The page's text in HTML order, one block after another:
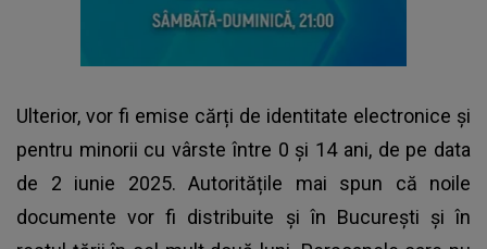
Ulterior, vor fi emise cărți de identitate electronice și
pentru minorii cu vârste între 0 și 14 ani, de pe data
de 2 iunie 2025. Autoritățile mai spun că noile
documente vor fi distribuite și în București și în